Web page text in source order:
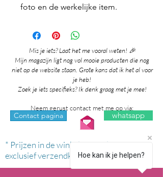
foto en de werkelijke item.
Mis je iets? Laat het me vooral weten! 🎉
Mijn magazijn ligt nog vol mooie producten die nog
niet op de website staan. Grote kans dat ik het al voor
je heb!
Zoek je iets specifieks? Ik denk graag met je mee!
Neem gerust contact met me op via:
Contact pagina whatsapp
* Prijzen in de winkel zijn inclusief btw en
exclusief verzendkosten.Hoe kan ik je helpen?